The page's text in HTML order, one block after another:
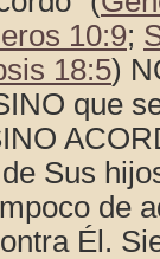
10:9;
18:5)
que
Sus
de
Él.